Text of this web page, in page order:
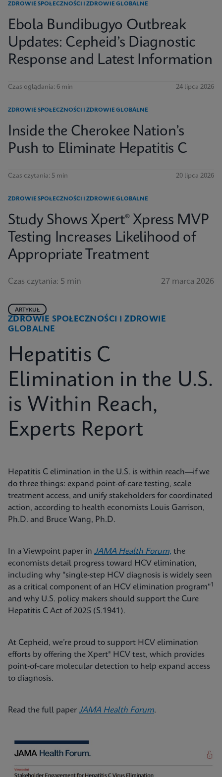
ZDROWIE SPOŁECZNOŚCI I ZDROWIE GLOBALNE
Ebola Bundibugyo Outbreak
Updates: Cepheid’s Diagnostic
Response and Latest Information
Czas oglądania: 6 min 24 lipca 2026
ZDROWIE SPOŁECZNOŚCI I ZDROWIE GLOBALNE
Inside the Cherokee Nation’s
Push to Eliminate Hepatitis C
Czas czytania: 5 min 20 lipca 2026
ZDROWIE SPOŁECZNOŚCI I ZDROWIE GLOBALNE
Study Shows Xpert® Xpress MVP
Testing Increases Likelihood of
Appropriate Treatment
Czas czytania: 5 min 27 marca 2026
ZDROWIE SPOŁECZNOŚCI I ZDROWIE
GLOBALNE
ARTYKUŁ
Hepatitis C
Elimination in the U.S.
is Within Reach,
Experts Report
Hepatitis C elimination in the U.S. is within reach—if we
do three things: expand point‑of‑care testing, scale
treatment access, and unify stakeholders for coordinated
action, according to health economists Louis Garrison,
Ph.D. and Bruce Wang, Ph.D.
In a Viewpoint paper in JAMA Health Forum, the
economists detail progress toward HCV elimination,
including why "single-step HCV diagnosis is widely seen
as a critical component of an HCV elimination program"1
and why U.S. policy makers should support the Cure
Hepatitis C Act of 2025 (S.1941).
At Cepheid, we’re proud to support HCV elimination
efforts by offering the Xpert® HCV test, which provides
point‑of‑care molecular detection to help expand access
to diagnosis.
Read the full paper JAMA Health Forum.